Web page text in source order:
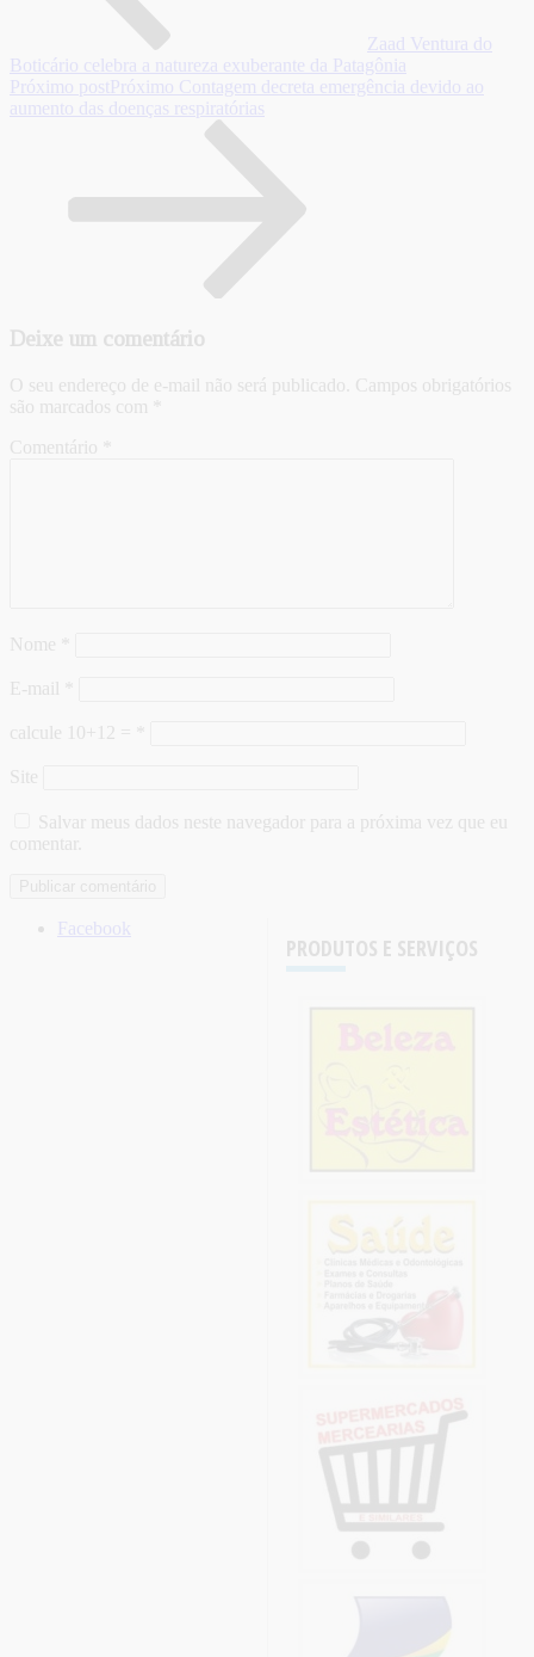
Zaad Ventura do
Boticário celebra a natureza exuberante da Patagônia
Próximo post Próximo Contagem decreta emergência devido ao
aumento das doenças respiratórias
Deixe um comentário
O seu endereço de e-mail não será publicado. Campos obrigatórios
são marcados com
Comentário
Nome
E-mail
calcule 10+12 =
Site
Salvar meus dados neste navegador para a próxima vez que eu
comentar.
PRODUTOS E SERVIÇOS
Facebook